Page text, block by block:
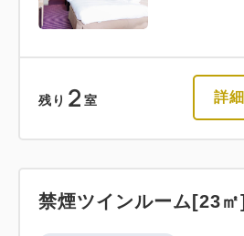
残り 2 室 詳細
禁煙ツインルーム[23㎡]